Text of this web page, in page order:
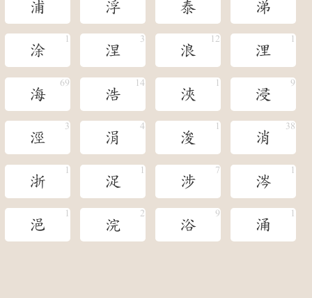
浦 浮 泰 涕
涂 涅 浪 浬
海 浩 浹 浸
涇 涓 浚 消
浙 浞 涉 涔
浥 浣 浴 涌